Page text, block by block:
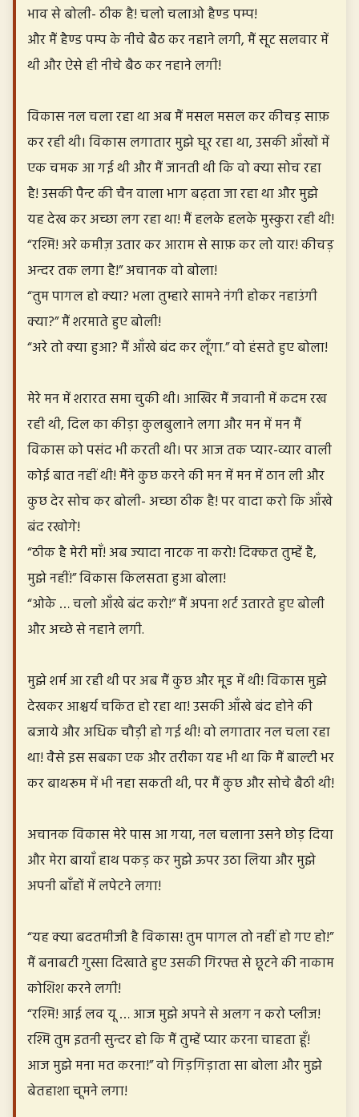
भाव से बोली- ठीक है! चलो चलाओ हैण्ड पम्प!
और मैं हैण्ड पम्प के नीचे बैठ कर नहाने लगी, मैं सूट सलवार में
थी और ऐसे ही नीचे बैठ कर नहाने लगी!
विकास नल चला रहा था अब मैं मसल मसल कर कीचड़ साफ़
कर रही थी। विकास लगातार मुझे घूर रहा था, उसकी आँखों में
एक चमक आ गई थी और मैं जानती थी कि वो क्या सोच रहा
है! उसकी पैन्ट की चैन वाला भाग बढ़ता जा रहा था और मुझे
यह देख कर अच्छा लग रहा था! मैं हलके हलके मुस्कुरा रही थी!
“रश्मि! अरे कमीज़ उतार कर आराम से साफ़ कर लो यार! कीचड़
अन्दर तक लगा है!” अचानक वो बोला!
“तुम पागल हो क्या? भला तुम्हारे सामने नंगी होकर नहाउंगी
क्या?” मैं शरमाते हुए बोली!
“अरे तो क्या हुआ? मैं आँखे बंद कर लूँगा.” वो हंसते हुए बोला!
मेरे मन में शरारत समा चुकी थी। आखिर मैं जवानी में कदम रख
रही थी, दिल का कीड़ा कुलबुलाने लगा और मन में मन मैं
विकास को पसंद भी करती थी। पर आज तक प्यार-व्यार वाली
कोई बात नहीं थी! मैंने कुछ करने की मन में मन में ठान ली और
कुछ देर सोच कर बोली- अच्छा ठीक है! पर वादा करो कि आँखे
बंद रखोगे!
“ठीक है मेरी माँ! अब ज्यादा नाटक ना करो! दिक्कत तुम्हें है,
मुझे नहीं!” विकास किलसता हुआ बोला!
“ओके … चलो आँखे बंद करो!” मैं अपना शर्ट उतारते हुए बोली
और अच्छे से नहाने लगी.
मुझे शर्म आ रही थी पर अब मैं कुछ और मूड में थी! विकास मुझे
देखकर आश्चर्य चकित हो रहा था! उसकी आँखे बंद होने की
बजाये और अधिक चौड़ी हो गई थी! वो लगातार नल चला रहा
था! वैसे इस सबका एक और तरीका यह भी था कि मैं बाल्टी भर
कर बाथरूम में भी नहा सकती थी, पर मैं कुछ और सोचे बैठी थी!
अचानक विकास मेरे पास आ गया, नल चलाना उसने छोड़ दिया
और मेरा बायाँ हाथ पकड़ कर मुझे ऊपर उठा लिया और मुझे
अपनी बाँहों में लपेटने लगा!
“यह क्या बदतमीजी है विकास! तुम पागल तो नहीं हो गए हो!”
मैं बनाबटी गुस्सा दिखाते हुए उसकी गिरफ्त से छूटने की नाकाम
कोशिश करने लगी!
“रश्मि! आई लव यू … आज मुझे अपने से अलग न करो प्लीज!
रश्मि तुम इतनी सुन्दर हो कि मैं तुम्हें प्यार करना चाहता हूँ!
आज मुझे मना मत करना!” वो गिड़गिड़ाता सा बोला और मुझे
बेतहाशा चूमने लगा!